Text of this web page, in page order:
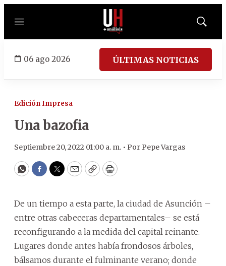
Menú
Mostrar
06 ago 2026 ÚLTIMAS NOTICIAS
Edición Impresa
Una bazofia
Septiembre 20, 2022 01:00 a. m. • PorPepe Vargas
WhatsApp
Facebook
Twitter
EmailCopyPrint
De un tiempo a esta parte, la ciudad de Asunción –
entre otras cabeceras departamentales– se está
reconfigurando a la medida del capital reinante.
Lugares donde antes había frondosos árboles,
bálsamos durante el fulminante verano; donde